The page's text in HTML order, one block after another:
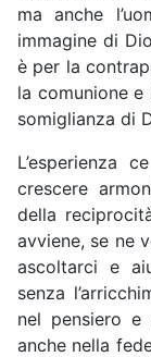
ma anche
immagine di
è per la
la comunione e
somiglianza di
L’esperienza
crescere
della
avviene, se ne
ascoltarci e
senza
nel pensiero e
anche nella